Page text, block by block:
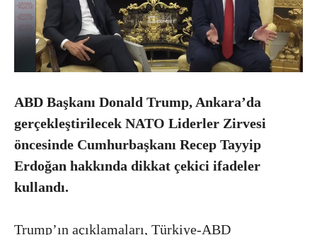
ABD Başkanı Donald Trump, Ankara’da
gerçekleştirilecek NATO Liderler Zirvesi
öncesinde Cumhurbaşkanı Recep Tayyip
Erdoğan hakkında dikkat çekici ifadeler
kullandı.
Trump’ın açıklamaları, Türkiye-ABD